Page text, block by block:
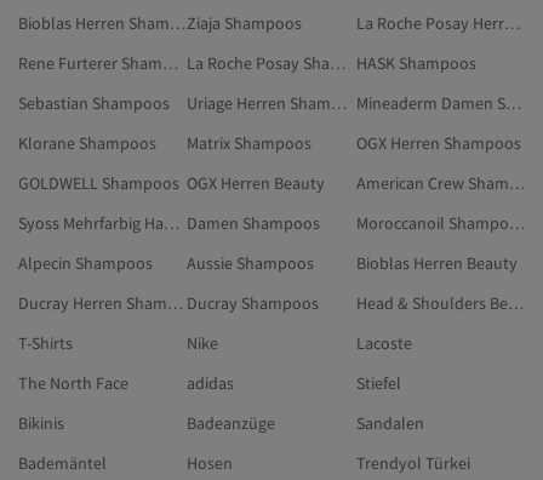
Bioblas Herren ShampoosZiaja Shampoos
La Roche Posay Herren Shampoos
Rene Furterer Shampoos
La Roche Posay Shampoos
HASK Shampoos
Sebastian Shampoos
Uriage Herren Shampoos
Mineaderm Damen Shampoos
Klorane Shampoos
Matrix Shampoos
OGX Herren Shampoos
GOLDWELL Shampoos OGX Herren Beauty
American Crew Shampoos
Syoss Mehrfarbig Haarpflege Damen Shampoos
Moroccanoil Shampoos
Alpecin Shampoos
Aussie Shampoos
Bioblas Herren Beauty
Ducray Herren Shampoos Ducray Shampoos
Head & Shoulders Beauty
T-Shirts
Nike
Lacoste
The North Face
adidas
Stiefel
Bikinis
Badeanzüge
Sandalen
Bademäntel
Hosen
Trendyol Türkei